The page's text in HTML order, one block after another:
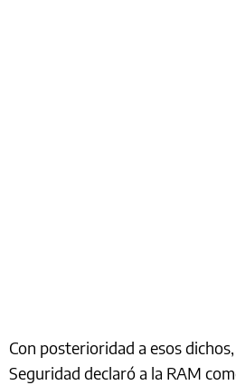
Con posterioridad a esos
Seguridad declaró a la RAM